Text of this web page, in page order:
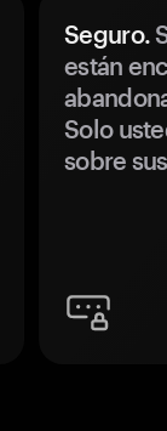
Seguro.
están
Solo
sobre